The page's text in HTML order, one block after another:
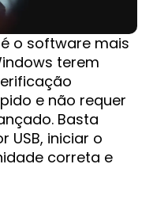
é o software mais
terem
e não requer
Basta
USB, iniciar o
correta e